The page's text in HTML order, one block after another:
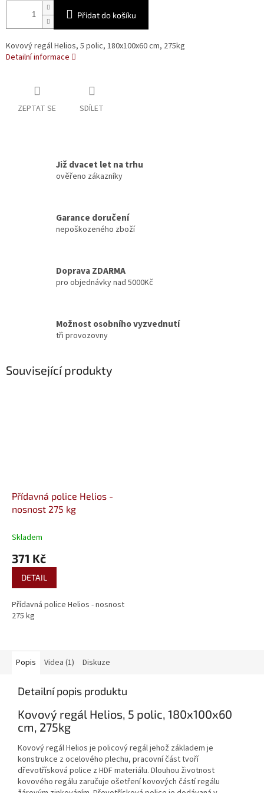
Přidat do košíku
Kovový regál Helios, 5 polic, 180x100x60 cm, 275kg
Detailní informace
ZEPTAT SE SDÍLET
Již dvacet let na trhu
ověřeno zákazníky
Garance doručení
nepoškozeného zboží
Doprava ZDARMA
pro objednávky nad 5000Kč
Možnost osobního vyzvednutí
tři provozovny
Související produkty
Přídavná police Helios -
nosnost 275 kg
Skladem
371 Kč
DETAIL
Přídavná police Helios - nosnost
275 kg
Popis Videa (1) Diskuze
Detailní popis produktu
Kovový regál Helios, 5 polic, 180x100x60
cm, 275kg
Kovový regál Helios je policový regál jehož základem je
konstrukce z ocelového plechu, pracovní část tvoří
dřevotřísková police z HDF materiálu. Dlouhou životnost
kovového regálu zaručuje ošetření kovových částí regálu